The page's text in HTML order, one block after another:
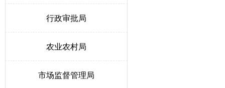
行政审批局
农业农村局
市场监督管理局